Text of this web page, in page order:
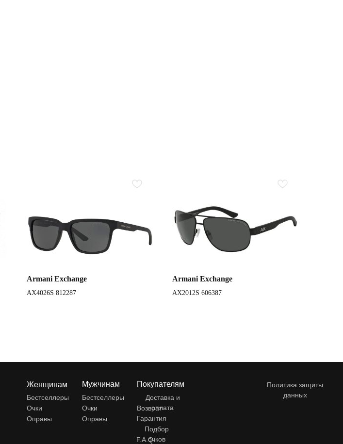
Armani Exchange
AX4026S 812287
Armani Exchange
AX2012S 606387
Бестселлеры
Женщинам
Очки
Оправы
Бестселлеры
Мужчинам
Очки
Оправы
Доставка и
оплата
Подбор
очков
F.A.Q.
Покупателям
Возврат
Гарантия
Политика защиты
данных